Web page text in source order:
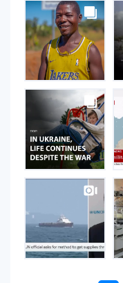
UNOPS
on
Instagram